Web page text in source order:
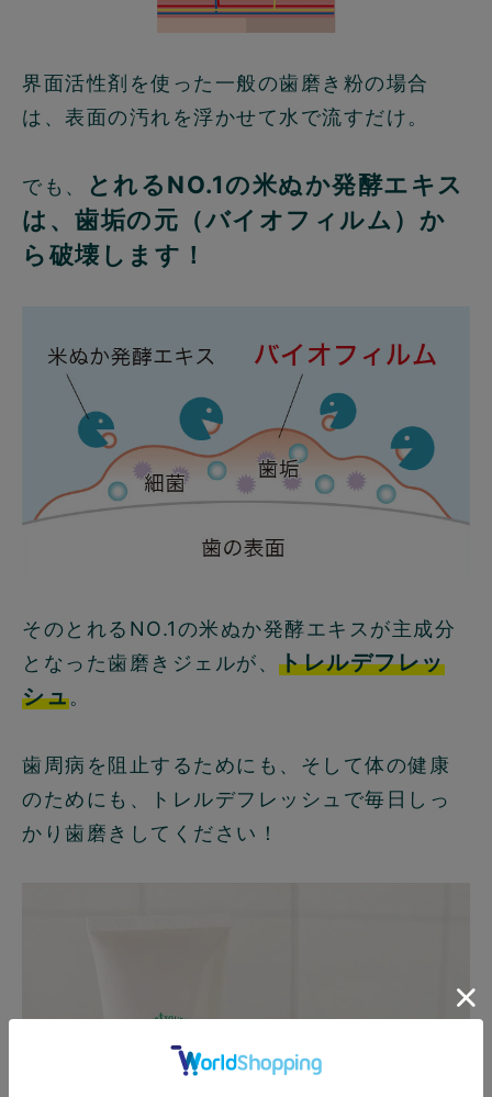
界面活性剤を使った一般の歯磨き粉の場合
は、表面の汚れを浮かせて水で流すだけ。
でも、
とれるNO.1の米ぬか発酵エキス
は、歯垢の元（バイオフィルム）か
ら破壊します！
そのとれるNO.1の米ぬか発酵エキスが主成分
となった歯磨きジェルが、 トレルデフレッ
シュ。
歯周病を阻止するためにも、そして体の健康
のためにも、トレルデフレッシュで毎日しっ
かり歯磨きしてください！